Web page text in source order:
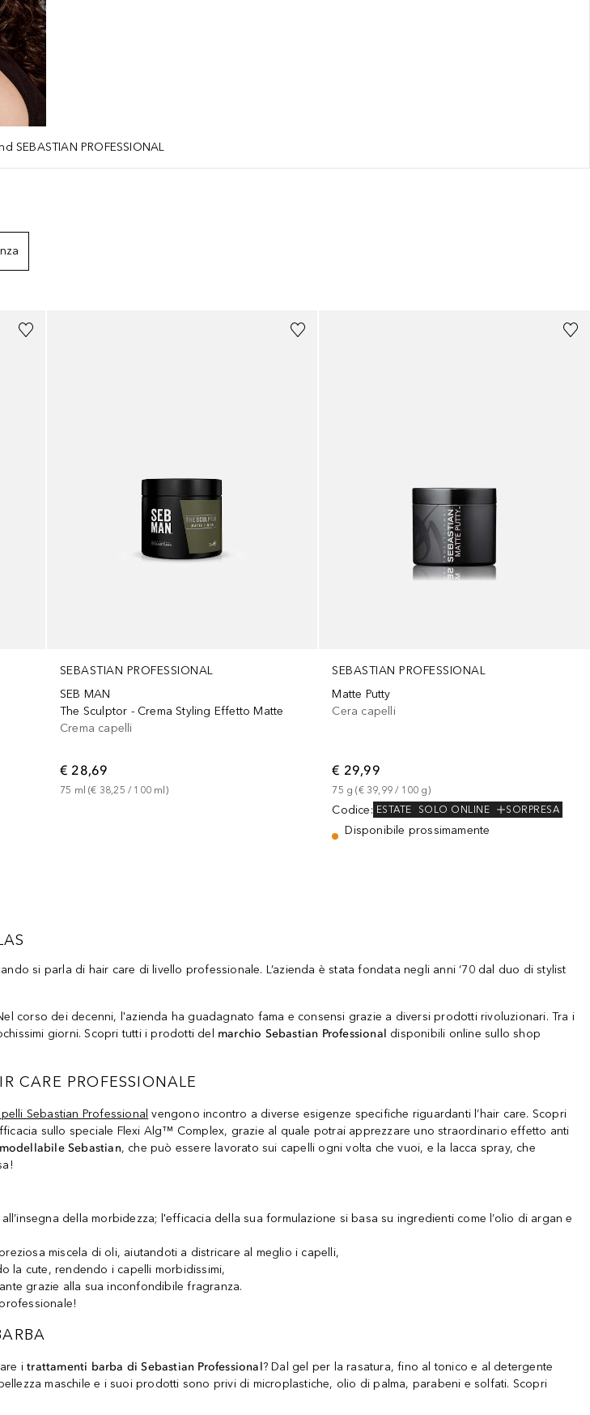
SEBASTIAN PROFESSIONAL
SEBASTIAN PROFESSIONAL
SEB MAN
The Sculptor - Crema Styling Effetto Matte
Crema capelli
€ 28,69
75 ml (€ 38,25 / 100 ml)
SEBASTIAN PROFESSIONAL
Matte Putty
Cera capelli
€ 29,99
75 g (€ 39,99 / 100 g)
Codice: ESTATE SOLO ONLINE SORPRESA
Disponibile prossimamente
si parla di hair care di livello professionale. L’azienda è stata fondata negli anni ‘70 dal duo di stylist
corso dei decenni, l'azienda ha guadagnato fama e consensi grazie a diversi prodotti rivoluzionari. Tra i
giorni. Scopri tutti i prodotti del marchio Sebastian Professional disponibili online sullo shop
CARE PROFESSIONALE
Sebastian Professional vengono incontro a diverse esigenze specifiche riguardanti l’hair care. Scopri
sullo speciale Flexi Alg™ Complex, grazie al quale potrai apprezzare uno straordinario effetto anti
Sebastian, che può essere lavorato sui capelli ogni volta che vuoi, e la lacca spray, che
della morbidezza; l'efficacia della sua formulazione si basa su ingredienti come l’olio di argan e
miscela di oli, aiutandoti a districare al meglio i capelli,
la cute, rendendo i capelli morbidissimi,
grazie alla sua inconfondibile fragranza.
itrattamenti barba di Sebastian Professional? Dal gel per la rasatura, fino al tonico e al detergente
maschile e i suoi prodotti sono privi di microplastiche, olio di palma, parabeni e solfati. Scopri